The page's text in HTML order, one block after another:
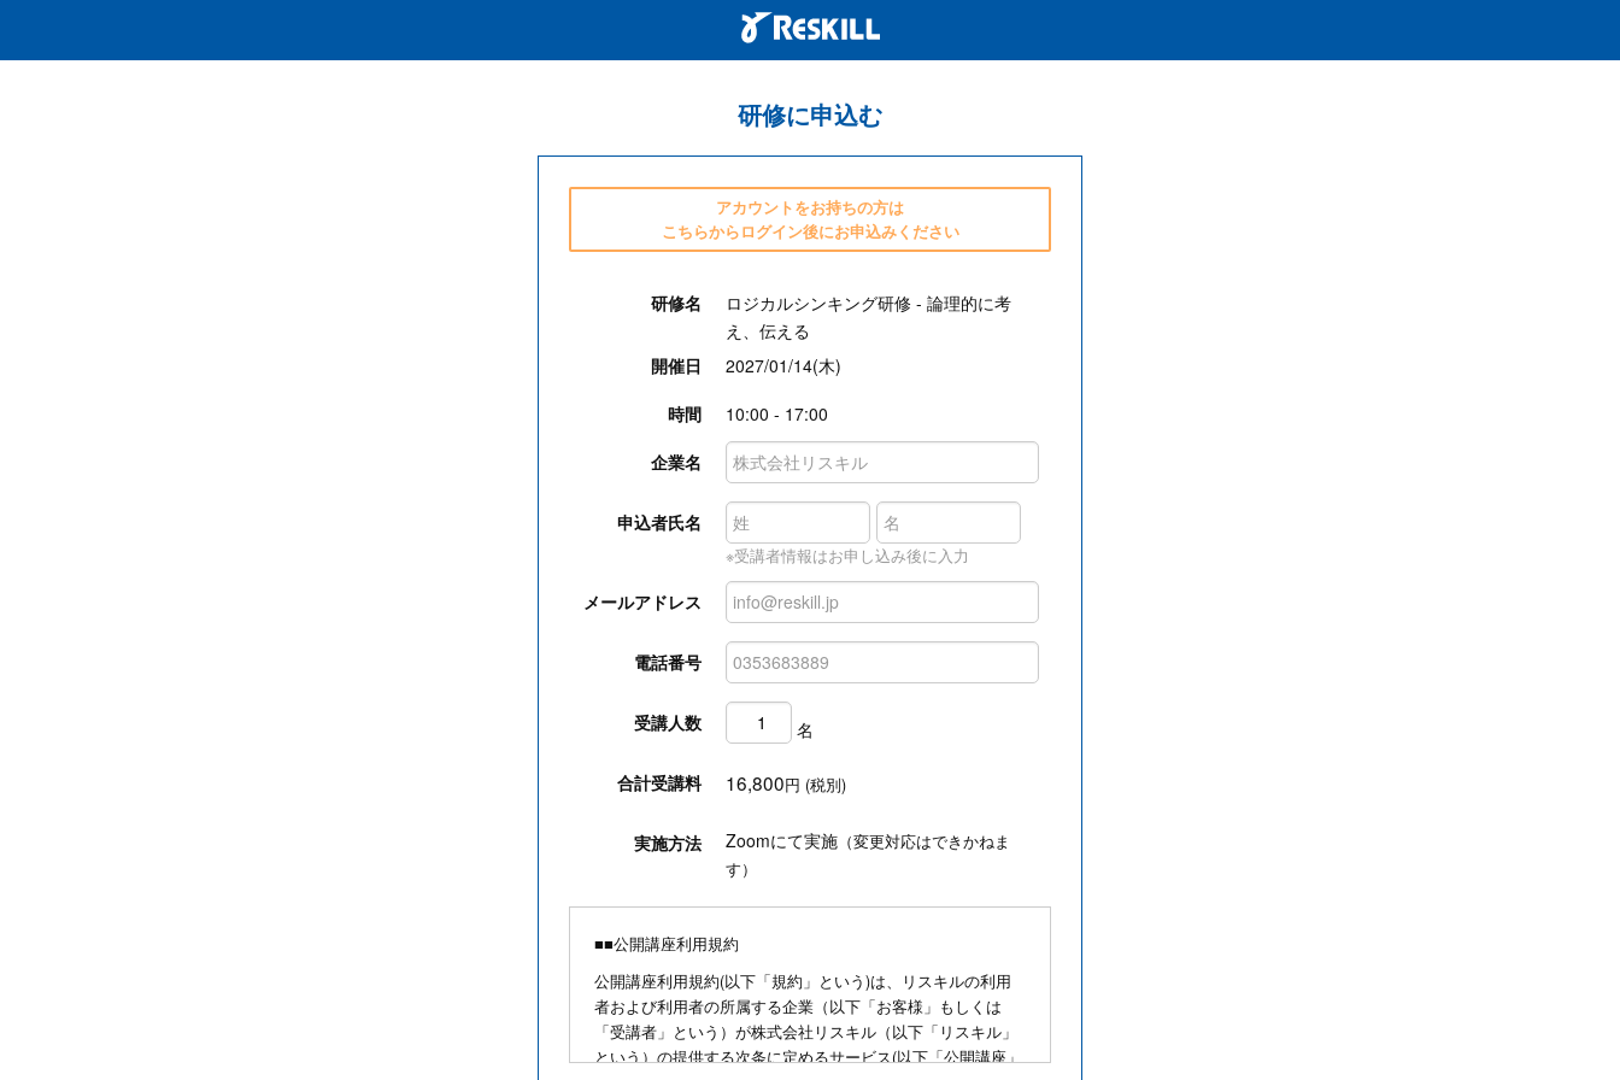
研修に申込む
アカウントをお持ちの方は
こちらからログイン後にお申込みください
研修名
ロジカルシンキング研修 - 論理的に考
え、伝える
開催日
2027/01/14(木)
時間
10:00 - 17:00
企業名
申込者氏名
※受講者情報はお申し込み後に入力
メールアドレス
電話番号
受講人数 名
合計受講料 16,800円 (税別)
実施方法 Zoomにて実施 （変更対応はできかねま
す）
■■公開講座利用規約
公開講座利用規約(以下「規約」という)は、リスキルの利用
者および利用者の所属する企業（以下「お客様」もしくは
「受講者」という）が株式会社リスキル（以下「リスキル」
という）の提供する次条に定めるサービス(以下「公開講座」